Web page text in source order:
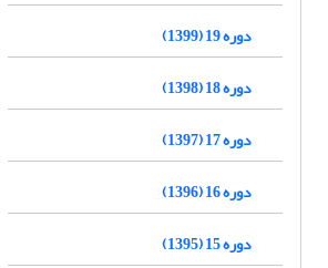
دوره 19 (1399)
دوره 18 (1398)
دوره 17 (1397)
دوره 16 (1396)
دوره 15 (1395)